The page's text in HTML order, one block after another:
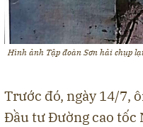
Hình ảnh Tập đoàn Sơn hải chụp
Trước đó, ngày 14/7,
Đầu tư Đường cao tốc